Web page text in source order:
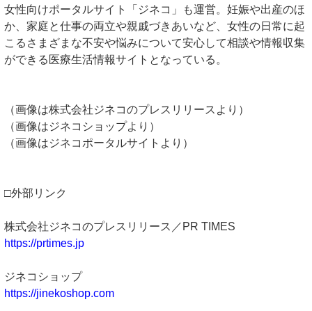
女性向けポータルサイト「ジネコ」も運営。妊娠や出産のほ
か、家庭と仕事の両立や親戚づきあいなど、女性の日常に起
こるさまざまな不安や悩みについて安心して相談や情報収集
ができる医療生活情報サイトとなっている。
（画像は株式会社ジネコのプレスリリースより）
（画像はジネコショップより）
（画像はジネコポータルサイトより）
□外部リンク
株式会社ジネコのプレスリリース／PR TIMES
https://prtimes.jp
ジネコショップ
https://jinekoshop.com